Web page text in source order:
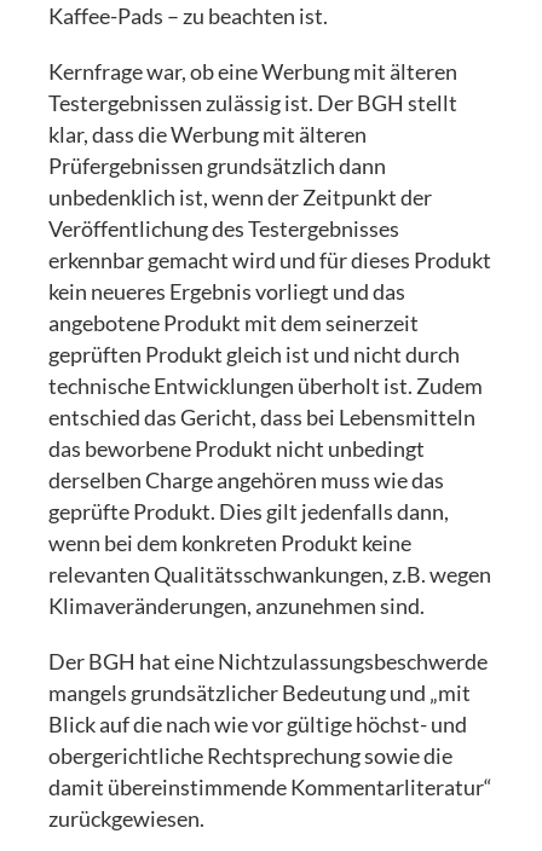
Kaffee-Pads – zu beachten ist.
Kernfrage war, ob eine Werbung mit älteren
Testergebnissen zulässig ist. Der BGH stellt
klar, dass die Werbung mit älteren
Prüfergebnissen grundsätzlich dann
unbedenklich ist, wenn der Zeitpunkt der
Veröffentlichung des Testergebnisses
erkennbar gemacht wird und für dieses Produkt
kein neueres Ergebnis vorliegt und das
angebotene Produkt mit dem seinerzeit
geprüften Produkt gleich ist und nicht durch
technische Entwicklungen überholt ist. Zudem
entschied das Gericht, dass bei Lebensmitteln
das beworbene Produkt nicht unbedingt
derselben Charge angehören muss wie das
geprüfte Produkt. Dies gilt jedenfalls dann,
wenn bei dem konkreten Produkt keine
relevanten Qualitätsschwankungen, z.B. wegen
Klimaveränderungen, anzunehmen sind.
Der BGH hat eine Nichtzulassungsbeschwerde
mangels grundsätzlicher Bedeutung und „mit
Blick auf die nach wie vor gültige höchst- und
obergerichtliche Rechtsprechung sowie die
damit übereinstimmende Kommentarliteratur“
zurückgewiesen.